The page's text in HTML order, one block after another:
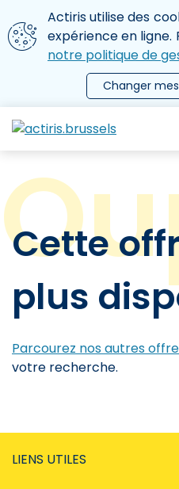
Aller au contenu principal
Nous utilisons des cookies
Actiris utilise des
expérience en ligne.
notre politique de
Changer
le menu
Cette
plus
Parcourez nos autres
votre recherche.
LIENS UTILES